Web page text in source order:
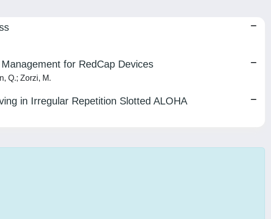
for RedCap Devices
Q.; Zorzi, M.
in Irregular Repetition Slotted ALOHA